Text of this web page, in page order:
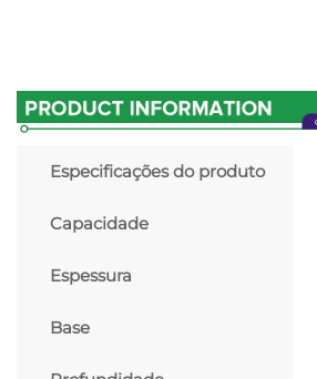
Especificações do produto
Capacidade
Espessura
Base